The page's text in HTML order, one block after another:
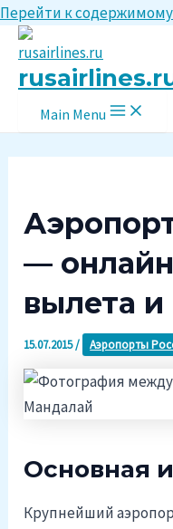
Перейти к содержимому
Main Menu
—
вылета и
15.07.2015/ Аэропорты
Основная
Крупнейший